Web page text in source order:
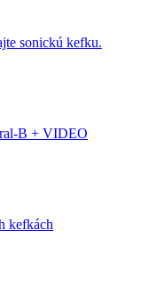
sonickú kefku.
B + VIDEO
kefkách